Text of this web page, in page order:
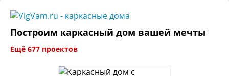
Построим каркасный дом вашей мечты
Ещё 677 проектов